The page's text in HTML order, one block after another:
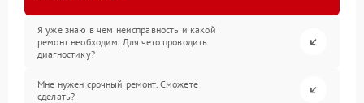
Я уже знаю в чем неисправность и какой
ремонт необходим. Для чего проводить
диагностику?
Мне нужен срочный ремонт. Сможете
сделать?